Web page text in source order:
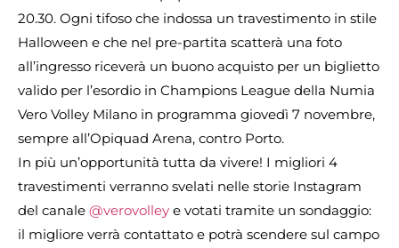
20.30. Ogni tifoso che indossa un travestimento in stile
Halloween e che nel pre-partita scatterà una foto
all’ingresso riceverà un buono acquisto per un biglietto
valido per l’esordio in Champions League della Numia
Vero Volley Milano in programma giovedì 7 novembre,
sempre all’Opiquad Arena, contro Porto.
In più un’opportunità tutta da vivere! I migliori 4
travestimenti verranno svelati nelle storie Instagram
del canale @verovolley e votati tramite un sondaggio:
il migliore verrà contattato e potrà scendere sul campo